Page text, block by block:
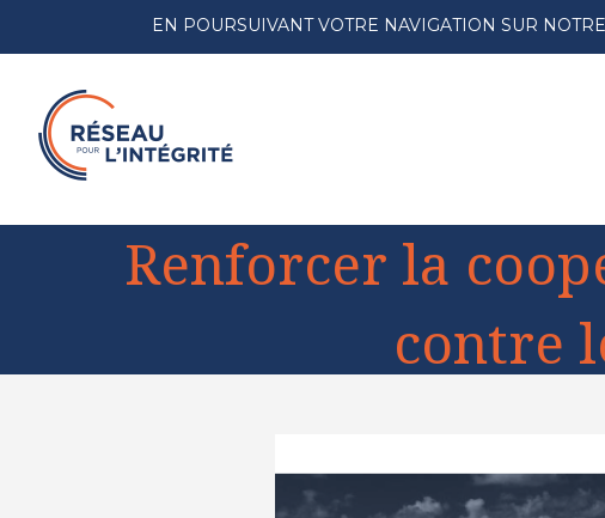
EN POURSUIVANT VOTRE NAVIGATION SUR
Renforcer la
contre
Larger